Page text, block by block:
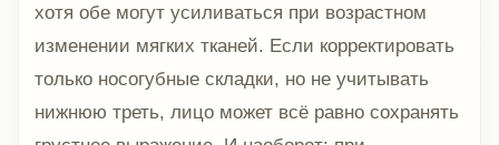
хотя обе могут усиливаться при возрастном
изменении мягких тканей. Если корректировать
только носогубные складки, но не учитывать
нижнюю треть, лицо может всё равно сохранять